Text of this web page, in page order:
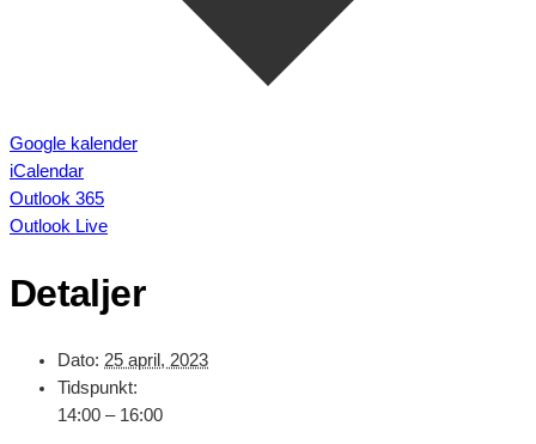
Google kalender
iCalendar
Outlook 365
Outlook Live
Detaljer
Dato: 25 april, 2023
Tidspunkt:
14:00 – 16:00